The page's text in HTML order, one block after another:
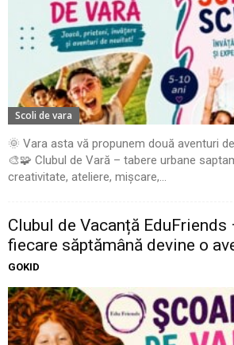
Scoli de vara
🌞 Vara asta vă propunem două aventuri
🎨🧩 Clubul de Vară – tabere urbane
creativitate, ateliere, mișcare,...
Clubul de Vacanță EduFriends
fiecare săptămână devine o
GOKID